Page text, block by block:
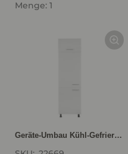
Menge: 1
Geräte-Umbau Kühl-Gefrierautomat GD145-1